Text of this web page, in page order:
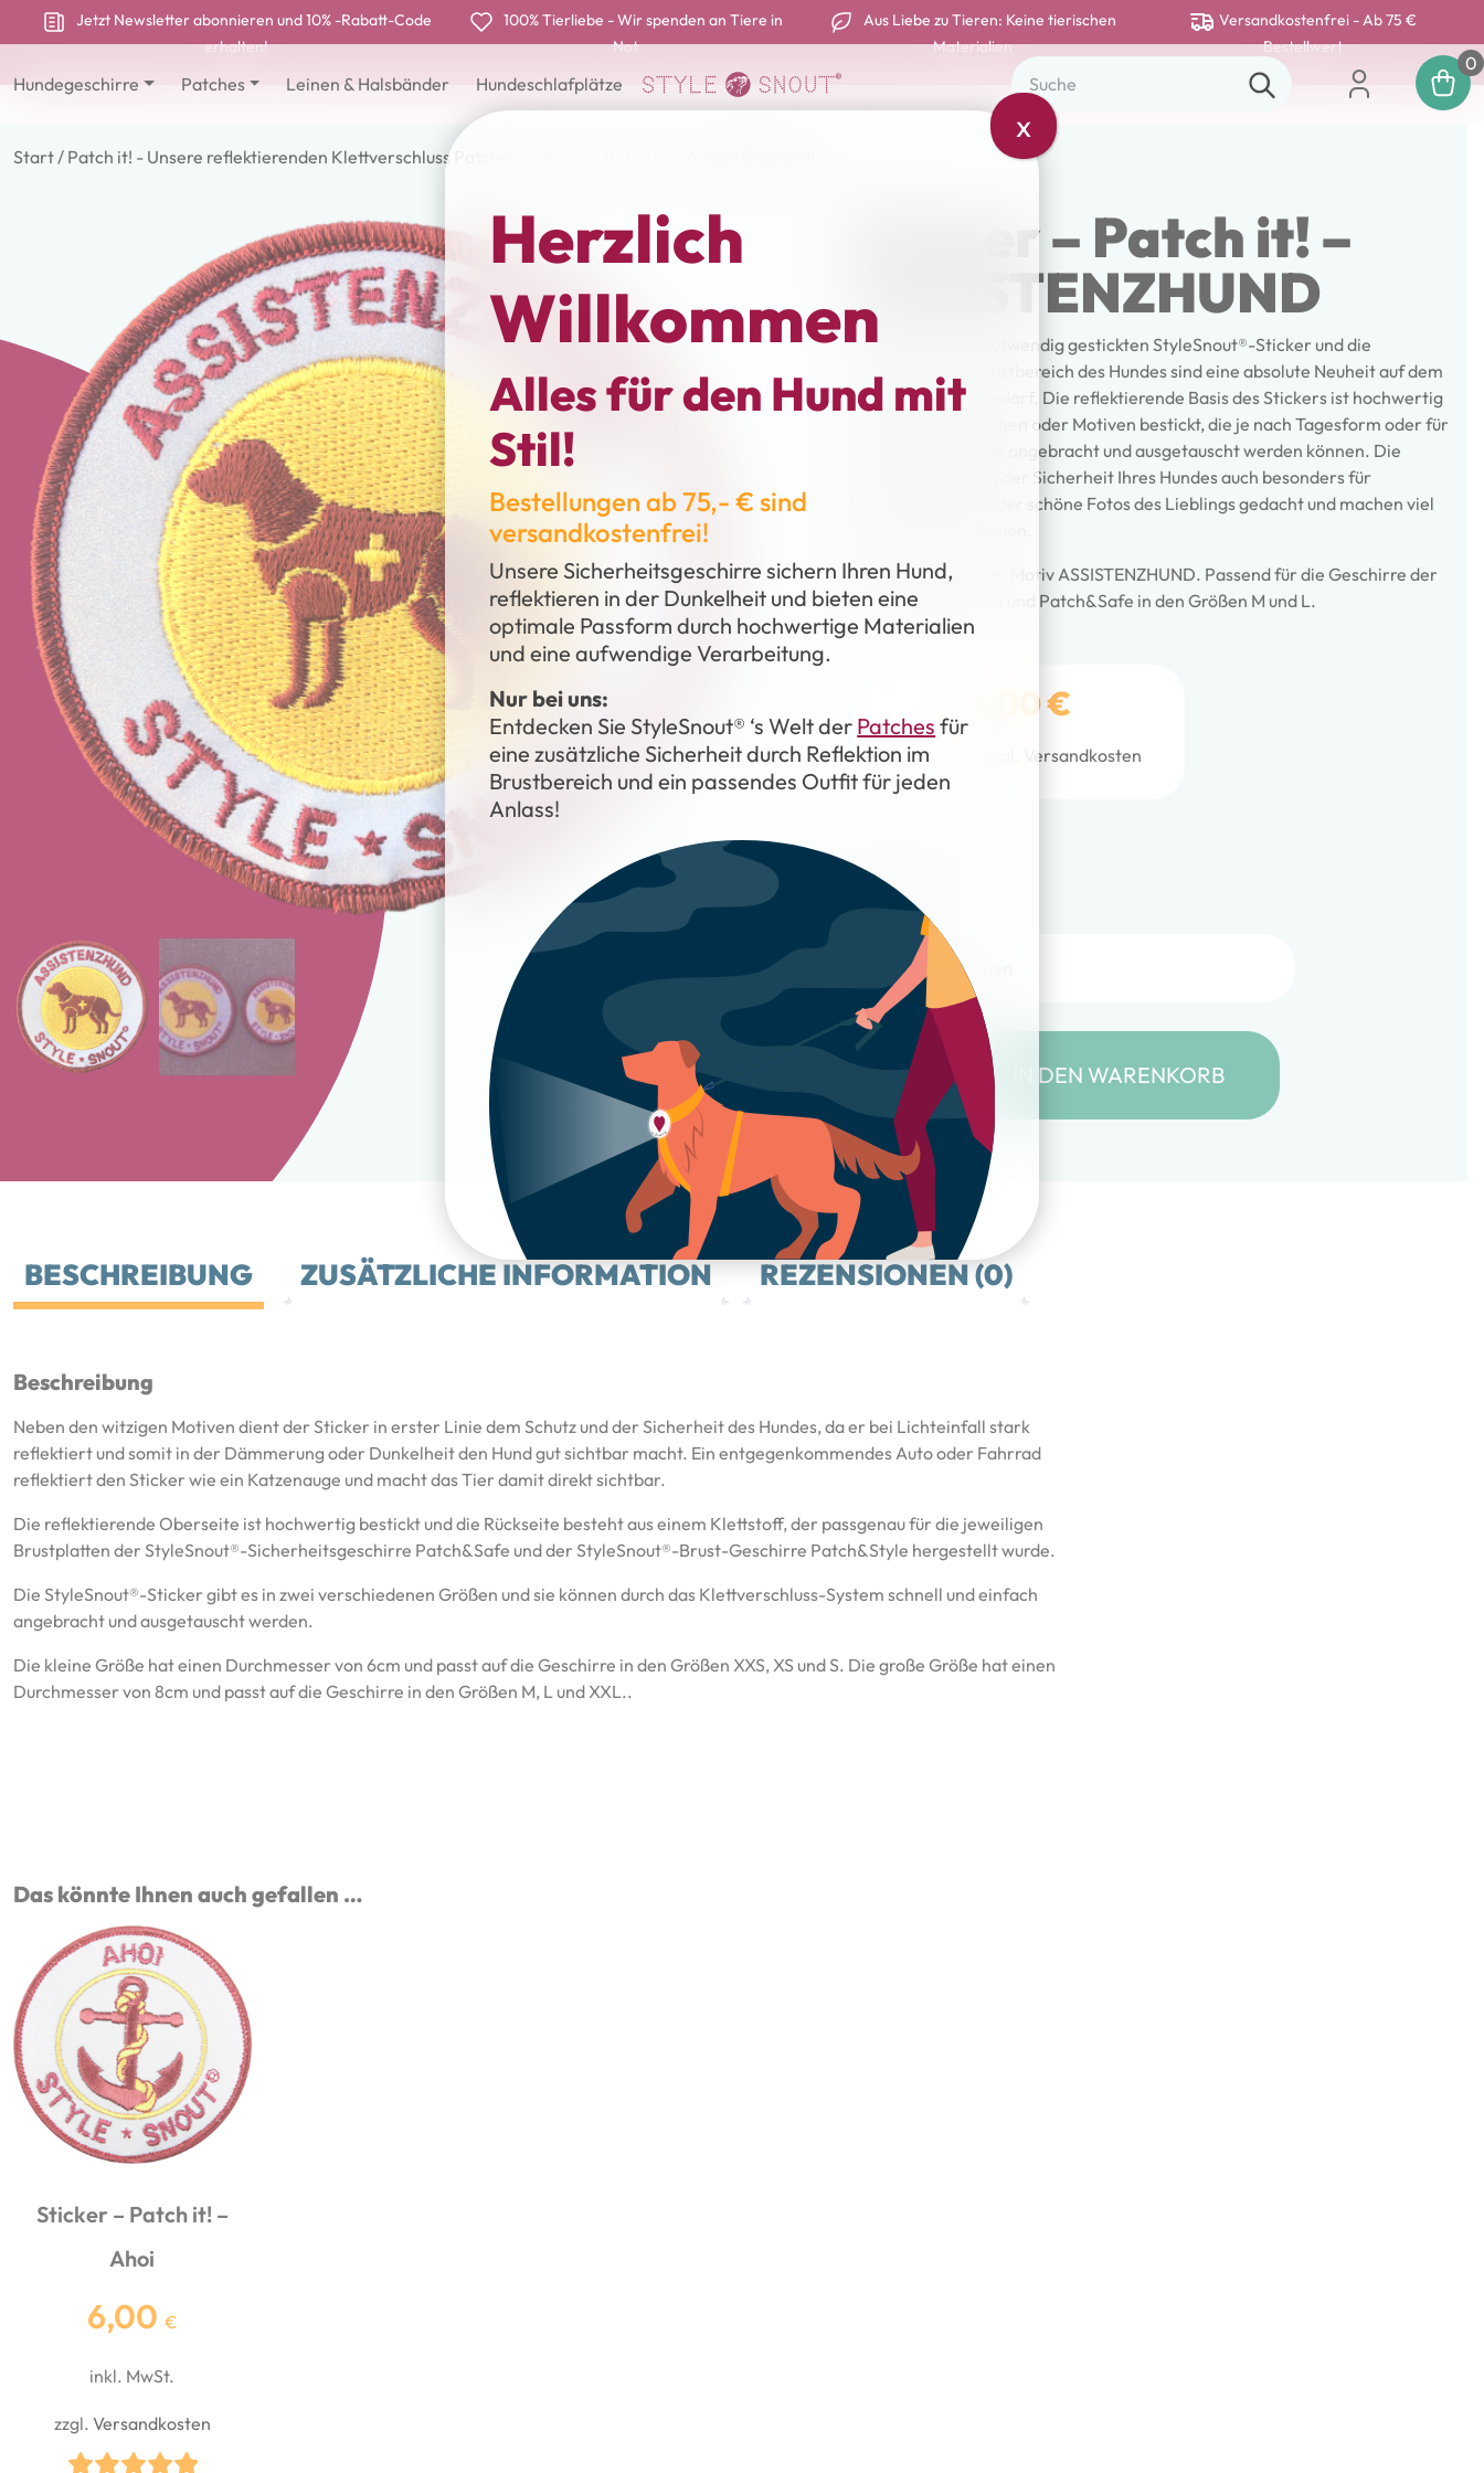
Jetzt Newsletter abonnieren und 10% -Rabatt-Code
erhalten!
100% Tierliebe - Wir spenden an Tiere in
Not
Aus Liebe zu Tieren: Keine tierischen
Materialien
Versandkostenfrei - Ab 75 €
Bestellwert
Hundegeschirre Patches Leinen & Halsbänder Hundeschlafplätze
0
Start/ Patch it! - Unsere reflektierenden Klettverschluss Patches
Sticker – Patch it! –
ASSISTENZHUND
Die Designs der aufwendig gestickten StyleSnout®-Sticker und die
Anbringung im Brustbereich des Hundes sind eine absolute Neuheit auf dem
Markt für Hundebedarf. Die reflektierende Basis des Stickers ist hochwertig
mit witzigen Sprüchen oder Motiven bestickt, die je nach Tagesform oder für
bestimmte Anlässe angebracht und ausgetauscht werden können. Die
Sticker sind neben der Sicherheit Ihres Hundes auch besonders für
Schnappschüsse oder schöne Fotos des Lieblings gedacht und machen viel
Durchmesser: 8cm. Motiv ASSISTENZHUND. Passend für die Geschirre der
Linien Patch&Style und Patch&Safe in den Größen M und L.
6,00€
inkl. MwSt. Versandkosten
GRÖSSE
Sticker – Patch it! – ASSISTENZHUND Menge
IN DEN WARENKORB
BESCHREIBUNG ZUSÄTZLICHE INFORMATION REZENSIONEN (0)
Beschreibung
Neben den witzigen Motiven dient der Sticker in erster Linie dem Schutz und der Sicherheit des Hundes, da er bei Lichteinfall stark
reflektiert und somit in der Dämmerung oder Dunkelheit den Hund gut sichtbar macht. Ein entgegenkommendes Auto oder Fahrrad
reflektiert den Sticker wie ein Katzenauge und macht das Tier damit direkt sichtbar.
Die reflektierende Oberseite ist hochwertig bestickt und die Rückseite besteht aus einem Klettstoff, der passgenau für die jeweiligen
Brustplatten der StyleSnout®-Sicherheitsgeschirre Patch&Safe und der StyleSnout®-Brust-Geschirre Patch&Style hergestellt wurde.
Die StyleSnout®-Sticker gibt es in zwei verschiedenen Größen und sie können durch das Klettverschluss-System schnell und einfach
angebracht und ausgetauscht werden.
Die kleine Größe hat einen Durchmesser von 6cm und passt auf die Geschirre in den Größen XXS, XS und S. Die große Größe hat einen
Durchmesser von 8cm und passt auf die Geschirre in den Größen M, L und XXL..
Das könnte Ihnen auch gefallen …
Sticker – Patch it! –
Ahoi
6,00 €
inkl. MwSt.
zzgl. Versandkosten
Herzlich
Willkommen
Alles für den Hund mit
Stil!
Bestellungen ab 75,- € sind
versandkostenfrei!
Unsere Sicherheitsgeschirre sichern Ihren Hund,
reflektieren in der Dunkelheit und bieten eine
optimale Passform durch hochwertige Materialien
und eine aufwendige Verarbeitung.
Nur bei uns:
Entdecken Sie StyleSnout® ‘s Welt der Patches für
eine zusätzliche Sicherheit durch Reflektion im
Brustbereich und ein passendes Outfit für jeden
Anlass!
x